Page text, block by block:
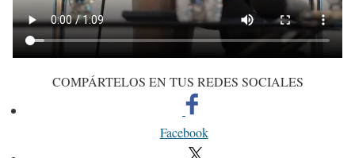
COMPÁRTELOS EN TUS REDES SOCIALES
Facebook